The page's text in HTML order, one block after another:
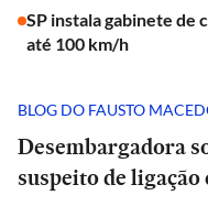
SP instala gabinete de
até 100 km/h
BLOG DO FAUSTO
Desembargadora
suspeito de